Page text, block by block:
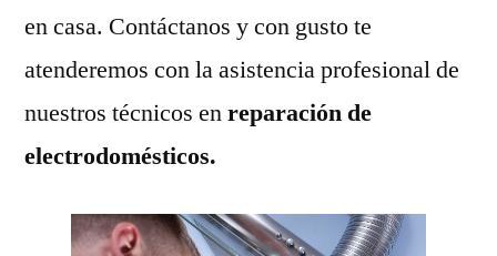
en casa. Contáctanos y con gusto te
atenderemos con la asistencia profesional de
nuestros técnicos enreparación de
electrodomésticos.